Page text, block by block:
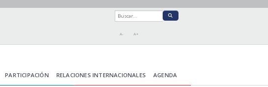
A- A+
PARTICIPACIÓN RELACIONES INTERNACIONALES AGENDA